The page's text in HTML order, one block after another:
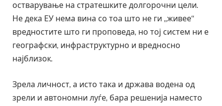
остварување на стратешките долгорочни цели.
Не дека ЕУ нема вина со тоа што не ги „живее“
вредностите што ги проповеда, но тој систем ни е
географски, инфраструктурно и вредносно
најблизок.
Зрела личност, а исто така и држава водена од
зрели и автономни луѓе, бара решенија наместо